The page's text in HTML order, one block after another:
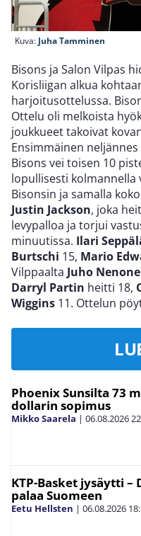
Kuva: Juha Tamminen
Bisons ja Salon Vilpas
Korisliigan alkua
harjoitusottelussa.
Ottelu oli melkoista
joukkueet takoivat
Ensimmäinen
Bisons vei toisen 10
lopullisesti kolmannella
Bisonsin ja samalla
Justin Jackson, joka
levypalloa ja torjui
minuutissa. Ilari
Burtschi 15, Mario
Vilppaalta Juho
Darryl Partin heitti 18,
Wiggins 11. Ottelun
Phoenix Sunsilta 73
dollarin sopimus
Mikko Saarela | 06.08.2026
KTP-Basket jysäytti –
palaa Suomeen
Eetu Hellsten | 06.08.2026